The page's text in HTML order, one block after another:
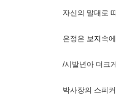
자신의 말대로
은정은 보지 속
/시발년아 더크
박사장의 스피